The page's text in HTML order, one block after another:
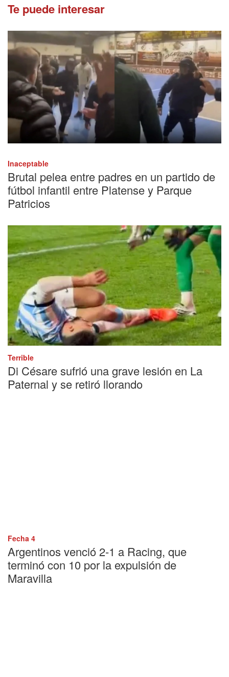
Te puede interesar
Inaceptable
Brutal pelea entre padres en un partido de
fútbol infantil entre Platense y Parque
Patricios
Terrible
Di Césare sufrió una grave lesión en La
Paternal y se retiró llorando
Fecha 4
Argentinos venció 2-1 a Racing, que
terminó con 10 por la expulsión de
Maravilla